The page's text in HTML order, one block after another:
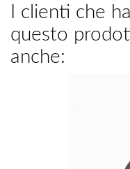
I clienti che
questo
anche: